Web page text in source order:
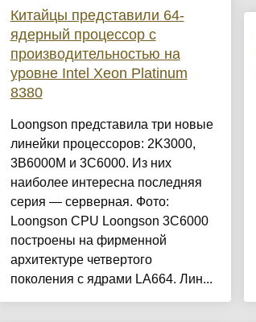
Китайцы представили 64-
ядерный процессор с
производительностью на
уровне Intel Xeon Platinum
8380
Loongson представила три новые
линейки процессоров: 2K3000,
3B6000M и 3C6000. Из них
наиболее интересна последняя
серия — серверная. Фото:
Loongson CPU Loongson 3C6000
построены на фирменной
архитектуре четвертого
поколения с ядрами LA664. Лин...